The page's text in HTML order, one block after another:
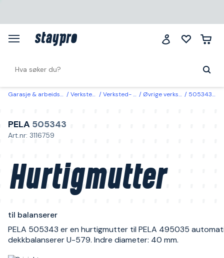
Garasje & arbeidsplass Verksted & bil Verksted- & biltilbehør Øvrige verksteds- og kjøretøyutstyr 505343 PELA Hurtigmutter til balanserer
PELA 505343
Art.nr: 3116759
Hurtigmutter
til balanserer
PELA 505343 er en hurtigmutter til PELA 495035
dekkbalanserer U-579. Indre diameter: 40 mm.